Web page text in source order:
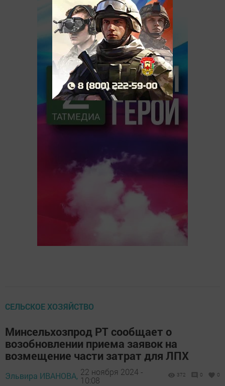
СЕЛЬСКОЕ ХОЗЯЙСТВО
Минсельхозпрод РТ сообщает о
возобновлении приема заявок на
возмещение части затрат для ЛПХ
Эльвира ИВАНОВА, 22 ноября 2024 -
10:08
372 0 0